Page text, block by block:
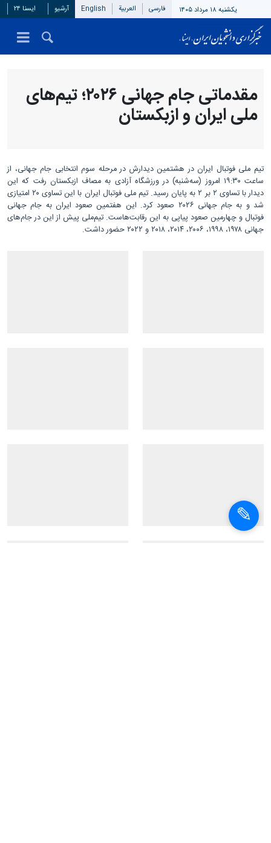
یکشنبه ۱۸ مرداد ۱۴۰۵ فارسی العربیة English آرشیو ایسنا ۲۴
مقدماتی جام جهانی ۲۰۲۶؛ تیم‌های
ملی ایران و ازبکستان
تیم ملی فوتبال ایران در هشتمین دیدارش در مرحله سوم انتخابی جام جهانی، از
ساعت ۱۹:۳۰ امروز (سه‌شنبه) در ورزشگاه آزادی به مصاف ازبکستان رفت که این
دیدار با تساوی ۲ بر ۲ به پایان رسید. تیم ملی فوتبال ایران با این تساوی ۲۰ امتیازی
شد و به جام جهانی ۲۰۲۶ صعود کرد. این هفتمین صعود ایران به جام جهانی
فوتبال و چهارمین صعود پیاپی به این رقابت‌هاست. تیم‌ملی پیش از این در جام‌های
جهانی ۱۹۷۸، ۱۹۹۸، ۲۰۰۶، ۲۰۱۴، ۲۰۱۸ و ۲۰۲۲ حضور داشت.